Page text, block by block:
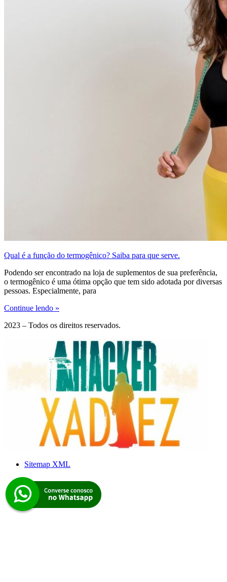
Qual é a função do termogênico? Saiba para que serve.
Podendo ser encontrado na loja de suplementos de sua preferência,
o termogênico é uma ótima opção que tem sido adotada por diversas
pessoas. Especialmente, para
Continue lendo »
2023 – Todos os direitos reservados.
Sitemap XML